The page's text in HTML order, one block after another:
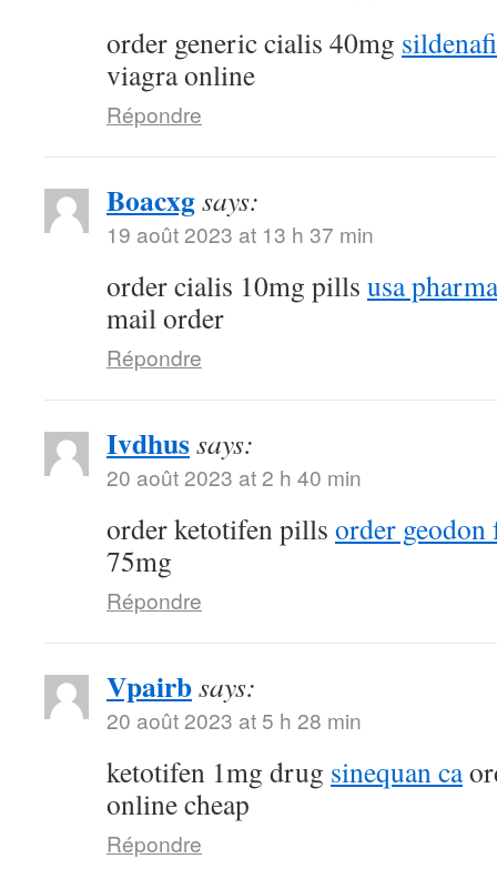
order generic cialis 40mg
viagra online
Répondre
Boacxgsays:
19 août 2023 at 13 h 37 min
order cialis 10mg pills usa
mail order
Répondre
Ivdhussays:
20 août 2023 at 2 h 40 min
order ketotifen pills order geodon
75mg
Répondre
Vpairbsays:
20 août 2023 at 5 h 28 min
ketotifen 1mg drug sinequan ca
online cheap
Répondre